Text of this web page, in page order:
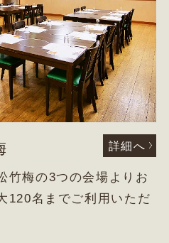
詳細へ
竹梅の3つの会場よりお
120名までご利用いただ